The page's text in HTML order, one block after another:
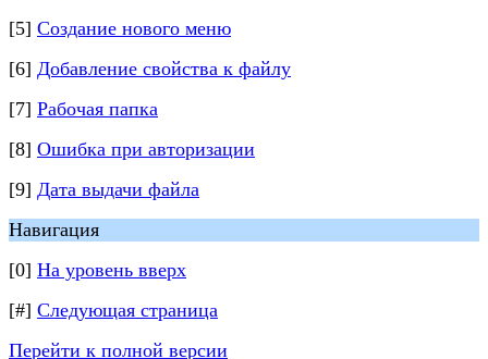
[5] Создание нового меню
[6] Добавление свойства к файлу
[7] Рабочая папка
[8] Ошибка при авторизации
[9] Дата выдачи файла
Навигация
[0] На уровень вверх
[#] Следующая страница
Перейти к полной версии